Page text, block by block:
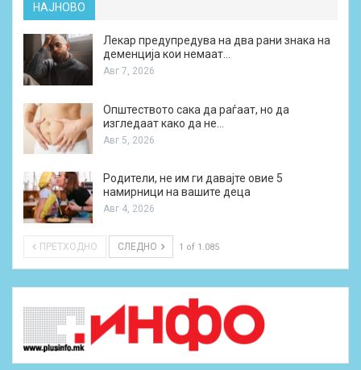
НАЈНОВО
Лекар предупредува на два рани знака на
деменција кои немаат…
Авг 7, 2026
Општеството сака да раѓаат, но да
изгледаат како да не…
Авг 5, 2026
Родители, не им ги давајте овие 5
намирници на вашите деца
Авг 4, 2026
ПРЕТХОДНО СЛЕДНО 1 of 1.085